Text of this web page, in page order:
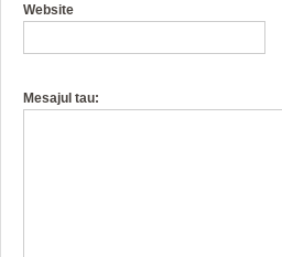
Website
Mesajul tau: